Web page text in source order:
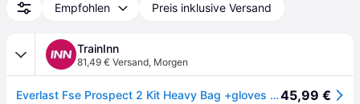
Empfohlen Preis inklusive Versand
TrainInn
81,49 € Versand, Morgen
Everlast Fse Prospect 2 Kit Heavy Bag +gloves 76x28 Cm 8 Oz Schwarz45,99 €